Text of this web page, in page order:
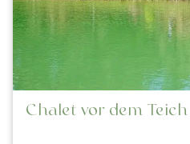
Chalet vor dem